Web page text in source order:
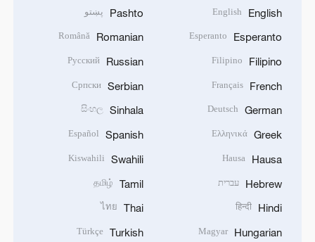
English
English
Esperanto
Esperanto
Filipino
Filipino
French
Français
German
Deutsch
Greek
Ελληνικά
Hausa
Hausa
Hebrew עברית
Hindi
हिन्दी
Hungarian
Magyar
Pashto پښتو
Romanian
Română
Russian
Русский
Serbian
Српски
Sinhala
සිංහල
Spanish
Español
Swahili
Kiswahili
Tamil
தமிழ்
Thai
ไทย
Turkish
Türkçe